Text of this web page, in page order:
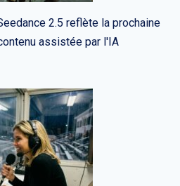
2.5 reflète la prochaine
assistée par l'IA